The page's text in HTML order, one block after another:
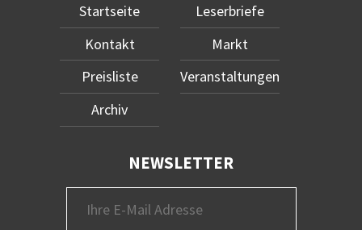
Startseite
Kontakt
Preisliste
Archiv
Leserbriefe
Markt
Veranstaltungen
NEWSLETTER